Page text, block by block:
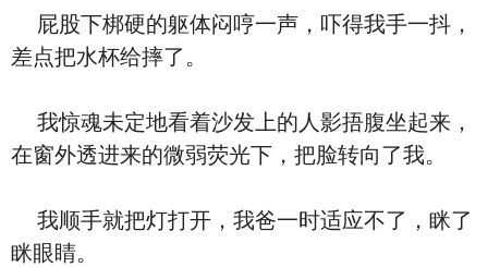
屁股下梆硬的躯体闷哼一声，吓得我手一抖，
差点把水杯给摔了。
我惊魂未定地看着沙发上的人影捂腹坐起来，
在窗外透进来的微弱荧光下，把脸转向了我。
我顺手就把灯打开，我爸一时适应不了，眯了
眯眼睛。